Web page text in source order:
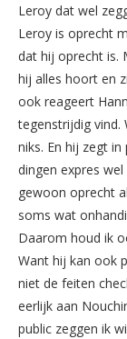
Leroy dat wel
Leroy is oprecht
dat hij oprecht is.
hij alles hoort en
ook reageert
tegenstrijdig vind.
niks. En hij zegt
dingen expres
gewoon oprecht
soms wat
Daarom houd ik
Want hij kan ook
niet de feiten
eerlijk aan
public zeggen ik